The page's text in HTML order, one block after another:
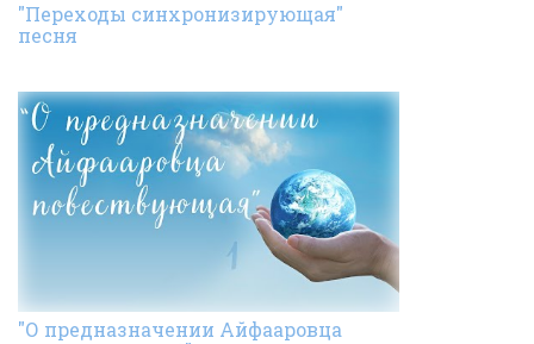
"Переходы синхронизирующая"
песня
"О предназначении Айфааровца